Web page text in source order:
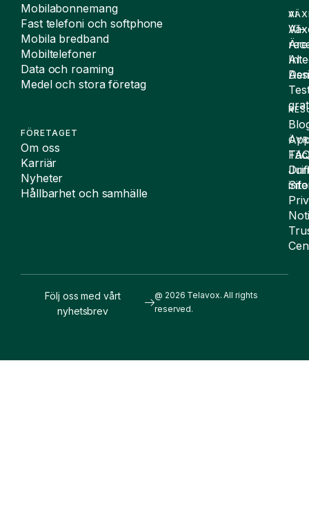
Mobilabonnemang
Fast telefoni och softphone
Mobila bredband
Mobiltelefoner
Data och roaming
Medel och stora företag
FÖRETAGET
Om oss
Karriär
Nyheter
Hållbarhet och samhälle
AI
AI-
AI
@ 2026 Telavox. All rights
reserved.
Följ oss med vårt
nyhetsbrev